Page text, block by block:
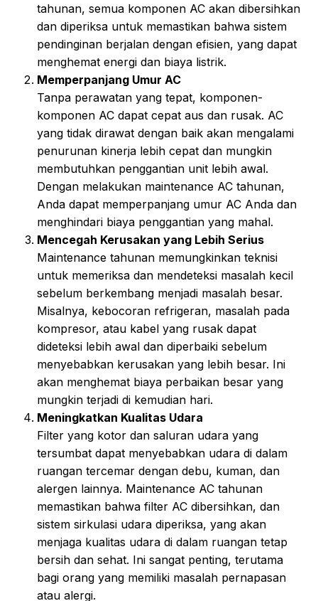
tahunan, semua komponen AC akan dibersihkan
dan diperiksa untuk memastikan bahwa sistem
pendinginan berjalan dengan efisien, yang dapat
menghemat energi dan biaya listrik.
Memperpanjang Umur AC
Tanpa perawatan yang tepat, komponen-
komponen AC dapat cepat aus dan rusak. AC
yang tidak dirawat dengan baik akan mengalami
penurunan kinerja lebih cepat dan mungkin
membutuhkan penggantian unit lebih awal.
Dengan melakukan maintenance AC tahunan,
Anda dapat memperpanjang umur AC Anda dan
menghindari biaya penggantian yang mahal.
Mencegah Kerusakan yang Lebih Serius
Maintenance tahunan memungkinkan teknisi
untuk memeriksa dan mendeteksi masalah kecil
sebelum berkembang menjadi masalah besar.
Misalnya, kebocoran refrigeran, masalah pada
kompresor, atau kabel yang rusak dapat
dideteksi lebih awal dan diperbaiki sebelum
menyebabkan kerusakan yang lebih besar. Ini
akan menghemat biaya perbaikan besar yang
mungkin terjadi di kemudian hari.
Meningkatkan Kualitas Udara
Filter yang kotor dan saluran udara yang
tersumbat dapat menyebabkan udara di dalam
ruangan tercemar dengan debu, kuman, dan
alergen lainnya. Maintenance AC tahunan
memastikan bahwa filter AC dibersihkan, dan
sistem sirkulasi udara diperiksa, yang akan
menjaga kualitas udara di dalam ruangan tetap
bersih dan sehat. Ini sangat penting, terutama
bagi orang yang memiliki masalah pernapasan
atau alergi.